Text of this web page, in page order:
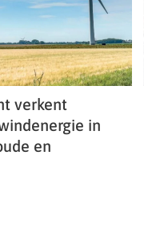
verkent
in
en